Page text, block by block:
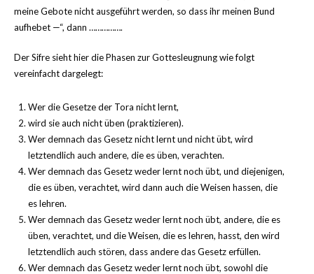
meine Gebote nicht ausgeführt werden, so dass ihr meinen Bund
aufhebet —“, dann …………….
Der Sifre sieht hier die Phasen zur Gottesleugnung wie folgt
vereinfacht dargelegt:
Wer die Gesetze der Tora nicht lernt,
wird sie auch nicht üben (praktizieren).
Wer demnach das Gesetz nicht lernt und nicht übt, wird
letztendlich auch andere, die es üben, verachten.
Wer demnach das Gesetz weder lernt noch übt, und diejenigen,
die es üben, verachtet, wird dann auch die Weisen hassen, die
es lehren.
Wer demnach das Gesetz weder lernt noch übt, andere, die es
üben, verachtet, und die Weisen, die es lehren, hasst, den wird
letztendlich auch stören, dass andere das Gesetz erfüllen.
Wer demnach das Gesetz weder lernt noch übt, sowohl die